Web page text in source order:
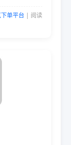
单平台 | 阅读